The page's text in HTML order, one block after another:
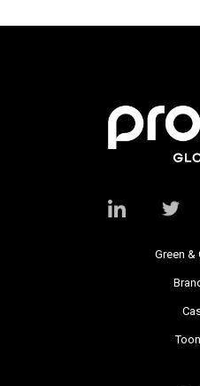
Green &